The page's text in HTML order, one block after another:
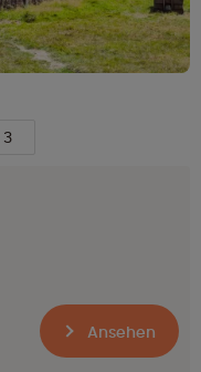
3
Ansehen